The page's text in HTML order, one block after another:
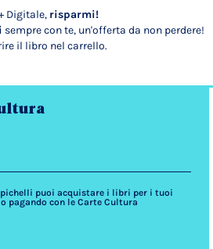
Digitale, risparmi!
sempre con te, un'offerta da non perdere!
il libro nel carrello.
puoi acquistare i libri per i tuoi
pagando con le Carte Cultura